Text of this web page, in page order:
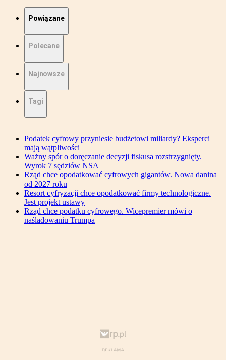
Powiązane
Polecane
Najnowsze
Tagi
Podatek cyfrowy przyniesie budżetowi miliardy? Eksperci
mają wątpliwości
Ważny spór o doręczanie decyzji fiskusa rozstrzygnięty.
Wyrok 7 sędziów NSA
Rząd chce opodatkować cyfrowych gigantów. Nowa danina
od 2027 roku
Resort cyfryzacji chce opodatkować firmy technologiczne.
Jest projekt ustawy
Rząd chce podatku cyfrowego. Wicepremier mówi o
naśladowaniu Trumpa